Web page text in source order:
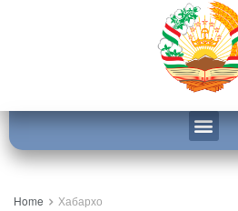
Home Хабархо